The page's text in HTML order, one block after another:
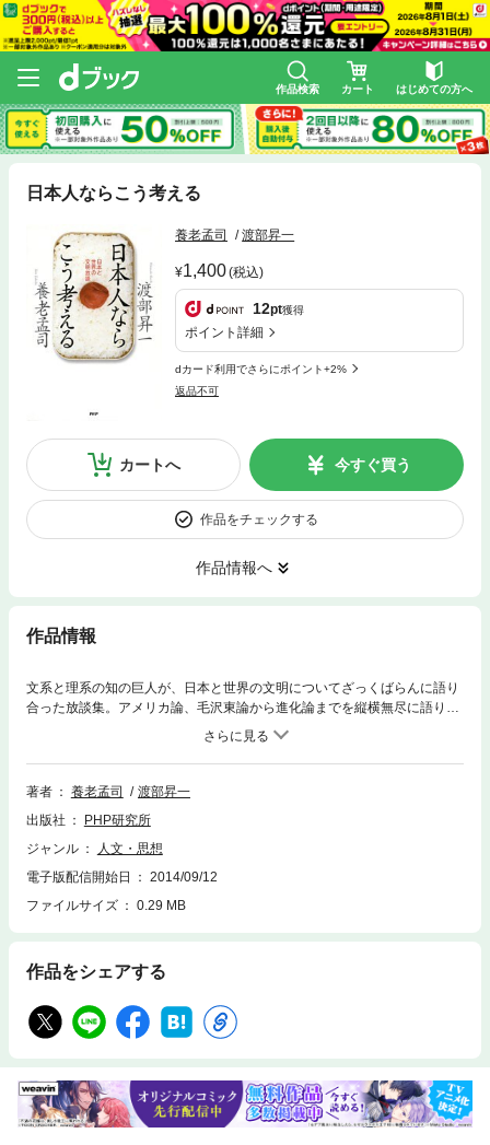
作品検索 カート はじめての方へ
日本人ならこう考える
養老孟司 渡部昇一
1,400(税込)
12pt獲得
ポイント詳細
dカード利用でさらにポイント+2%
返品不可
カートへ 今すぐ買う
作品をチェックする
作品情報へ
作品情報
文系と理系の知の巨人が、日本と世界の文明についてざっくばらんに語り
合った放談集。アメリカ論、毛沢東論から進化論までを縦横無尽に語りつ
くす。日本は世界を気にする必要なんてない！渡部「日本でも江戸時代に
各藩で小判が足りなくなると藩札を刷ったものですが、いまでは世界的な
藩札制度になってしまった（笑）」。養老「僕は、日本が持っているアメ
リカ国債なんか、どうせ紙切れなんだから焼いてしまえっていっているん
ていますが、何か騙されているんじゃないですかね」。渡部「日本がどん
なに二酸化炭素排出をゼロにしても、アメリカが出しているのなら意味が
を払えばいい」。渡部「あるいは向こうで永久革命を起こさせつづける。
毛沢東が政権を握っているときは、わが国は平穏でした」
著者 養老孟司
渡部昇一
出版社
PHP研究所
ジャンル
人文・思想
電子版配信開始日
2014/09/12
ファイルサイズ
0.29 MB
作品をシェアする